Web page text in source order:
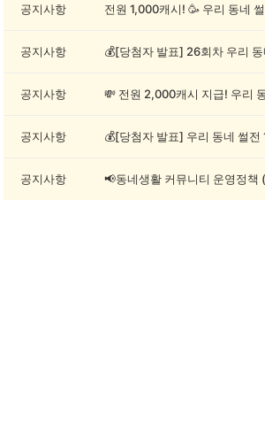
공지사항
공지사항
공지사항
공지사항
공지사항 📢동네생활 커뮤니티 운영정